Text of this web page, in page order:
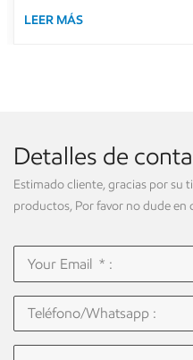
iluminación de hotel
355°, inclinación de 0° ～
Downlight. Atenuación
Triac, 0/1-10 V y control
inteligente de atenuación
LEER MÁS
Detalles de
Estimado cliente, gracias por su
productos, Por favor no dude